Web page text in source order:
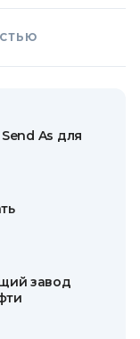
As для
завод